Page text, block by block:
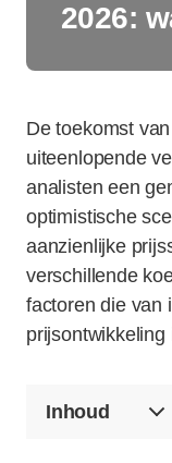
2026:
De toekomst
uiteenlopende
analisten een
optimistische
aanzienlijke
verschillende
factoren die van
Inhoud